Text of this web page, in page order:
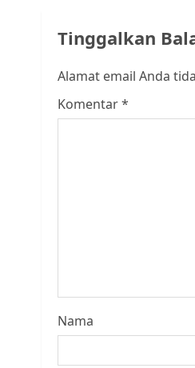
Tinggalkan
Alamat email Anda
Komentar*
Nama